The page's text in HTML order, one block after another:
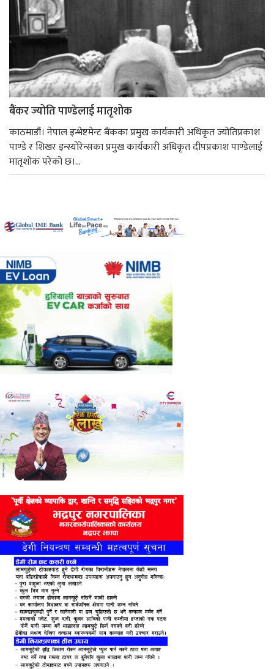
बैंकर ज्योति पाण्डेलाई मातृशोक
काठमाडौं। नेपाल इन्भेष्टमेन्ट बैंकका प्रमुख कार्यकारी अधिकृत ज्योतिप्रकाश
पाण्डे र शिखर इन्स्योरेन्सका प्रमुख कार्यकारी अधिकृत दीपप्रकाश पाण्डेलाई
मातृशोक परेको छ।...